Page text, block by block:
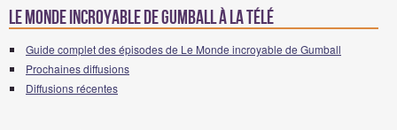
Le Monde incroyable de Gumball à la télé
Guide complet des épisodes de Le Monde incroyable de Gumball
Prochaines diffusions
Diffusions récentes